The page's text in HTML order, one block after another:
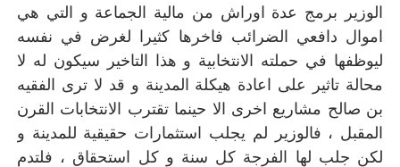
الوزير برمج عدة اوراش من مالية الجماعة و التي هي
اموال دافعي الضرائب فاخرها كثيرا لغرض في نفسه
ليوظفها في حملته الانتخابية و هذا التاخير سيكون له لا
محالة تاثير على اعادة هيكلة المدينة و قد لا ترى الفقيه
بن صالح مشاريع اخرى الا حينما تقترب الانتخابات القرن
المقبل ، فالوزير لم يجلب استثمارات حقيقية للمدينة و
لكن جلب لها الفرجة كل سنة و كل استحقاق ، فلتدم